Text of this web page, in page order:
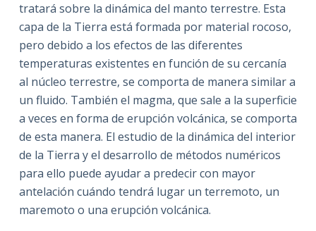
tratará sobre la dinámica del manto terrestre. Esta
capa de la Tierra está formada por material rocoso,
pero debido a los efectos de las diferentes
temperaturas existentes en función de su cercanía
al núcleo terrestre, se comporta de manera similar a
un fluido. También el magma, que sale a la superficie
a veces en forma de erupción volcánica, se comporta
de esta manera. El estudio de la dinámica del interior
de la Tierra y el desarrollo de métodos numéricos
para ello puede ayudar a predecir con mayor
antelación cuándo tendrá lugar un terremoto, un
maremoto o una erupción volcánica.